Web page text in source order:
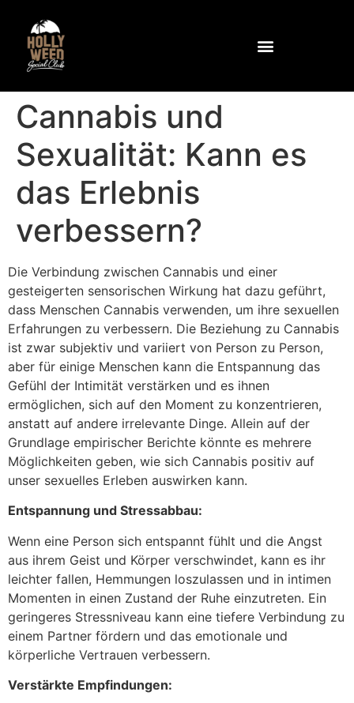
Cannabis und
Sexualität: Kann es
das Erlebnis
verbessern?
Die Verbindung zwischen Cannabis und einer
gesteigerten sensorischen Wirkung hat dazu geführt,
dass Menschen Cannabis verwenden, um ihre sexuellen
Erfahrungen zu verbessern. Die Beziehung zu Cannabis
ist zwar subjektiv und variiert von Person zu Person,
aber für einige Menschen kann die Entspannung das
Gefühl der Intimität verstärken und es ihnen
ermöglichen, sich auf den Moment zu konzentrieren,
anstatt auf andere irrelevante Dinge. Allein auf der
Grundlage empirischer Berichte könnte es mehrere
Möglichkeiten geben, wie sich Cannabis positiv auf
unser sexuelles Erleben auswirken kann.
Entspannung und Stressabbau:
Wenn eine Person sich entspannt fühlt und die Angst
aus ihrem Geist und Körper verschwindet, kann es ihr
leichter fallen, Hemmungen loszulassen und in intimen
Momenten in einen Zustand der Ruhe einzutreten. Ein
geringeres Stressniveau kann eine tiefere Verbindung zu
einem Partner fördern und das emotionale und
körperliche Vertrauen verbessern.
Verstärkte Empfindungen: